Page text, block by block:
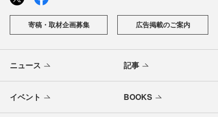
寄稿・取材企画募集 広告掲載のご案内
ニュース 記事
イベント BOOKS